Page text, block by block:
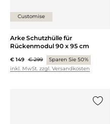
Customise
Arke Schutzhülle für
Rückenmodul 90 x 95 cm
€ 149 € 299
Sparen Sie 50%
inkl. MwSt. zzgl. Versandkosten